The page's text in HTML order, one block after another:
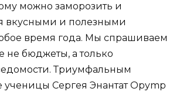
можно заморозить и
вкусными и полезными
время года. Мы спрашиваем
не бюджеты, а только
Триумфальным
Сергея Энантат Opymp